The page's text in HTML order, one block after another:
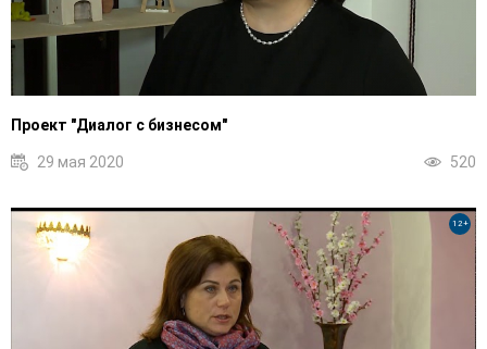
Проект "Диалог с бизнесом"
29 мая 2020 520
12+